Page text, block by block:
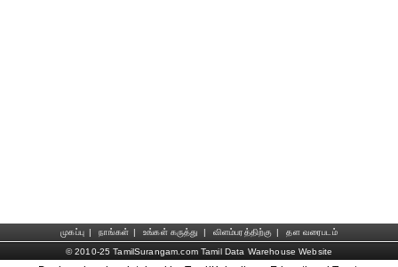
முகப்பு | நாங்கள் | உங்கள் கருத்து | விளம்பரத்திற்கு |
தள வரைபடம்
© 2010-25 TamilSurangam.com Tamil Data Warehouse Website